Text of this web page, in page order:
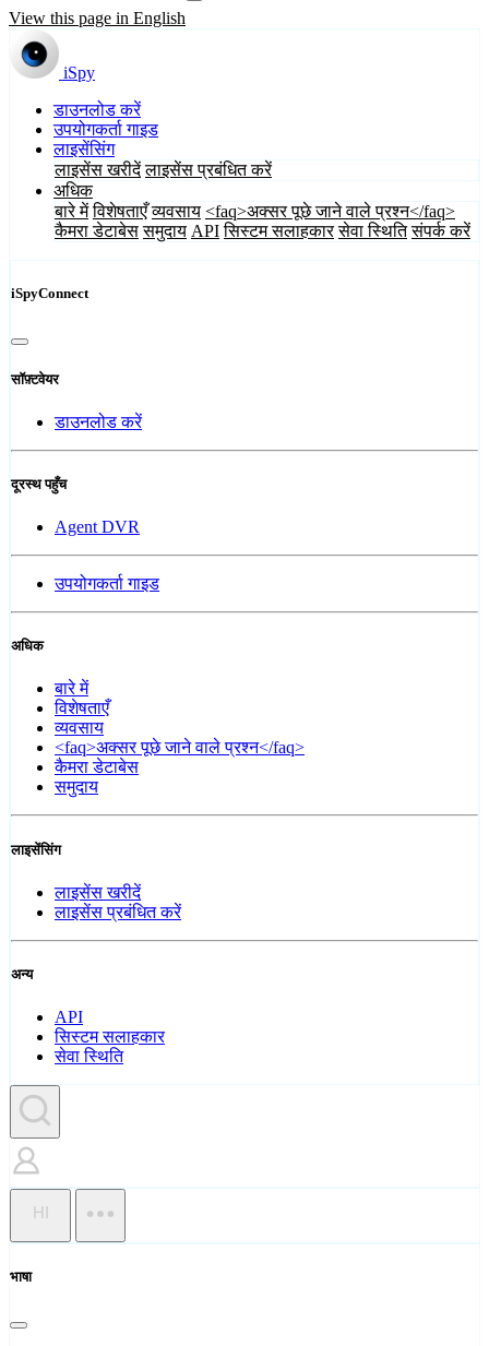
View this page in English
iSpy
डाउनलोड करें
उपयोगकर्ता गाइड
लाइसेंसिंग
लाइसेंस खरीदें लाइसेंस प्रबंधित करें
अधिक
बारे में विशेषताएँ व्यवसाय <faq>अक्सर पूछे जाने वाले प्रश्न</faq>
कैमरा डेटाबेस समुदाय API सिस्टम सलाहकार सेवा स्थिति संपर्क करें
iSpyConnect
सॉफ़्टवेयर
डाउनलोड करें
दूरस्थ पहुँच
Agent DVR
उपयोगकर्ता गाइड
अधिक
बारे में
विशेषताएँ
व्यवसाय
<faq>अक्सर पूछे जाने वाले प्रश्न</faq>
कैमरा डेटाबेस
समुदाय
लाइसेंसिंग
लाइसेंस खरीदें
लाइसेंस प्रबंधित करें
अन्य
API
सिस्टम सलाहकार
सेवा स्थिति
HI
भाषा